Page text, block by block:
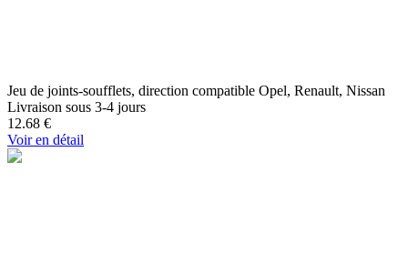
Jeu de joints-soufflets, direction compatible Opel, Renault, Nissan
Livraison sous 3-4 jours
12.68 €
Voir en détail